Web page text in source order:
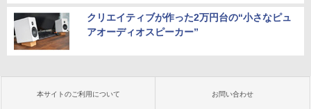
クリエイティブが作った2万円台の“小さなピュ
アオーディオスピーカー”
本サイトのご利用について お問い合わせ